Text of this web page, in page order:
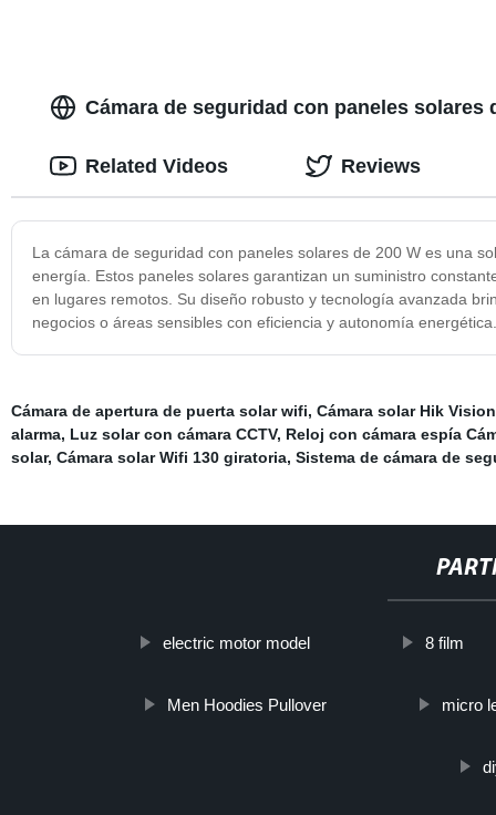
Cámara de seguridad con paneles solares
La cámara de seguridad con paneles solares de 200 W es una
energía. Estos paneles solares garantizan un suministro
en lugares remotos. Su diseño robusto y tecnología avanzada
negocios o áreas sensibles con eficiencia y autonomía energética.
Related Videos Reviews
Cámara de apertura de puerta solar wifi, Cámara solar Hik
alarma, Luz solar con cámara CCTV, Reloj con cámara espía
solar, Cámara solar Wifi 130 giratoria, Sistema de cámara de
electric motor model 8 film
Men Hoodies Pullover micro